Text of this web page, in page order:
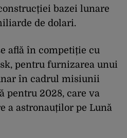
bazei lunare
de dolari.
află în competiție cu
pentru furnizarea unui
în cadrul misiunii
pentru 2028, care va
a astronauților pe Lună